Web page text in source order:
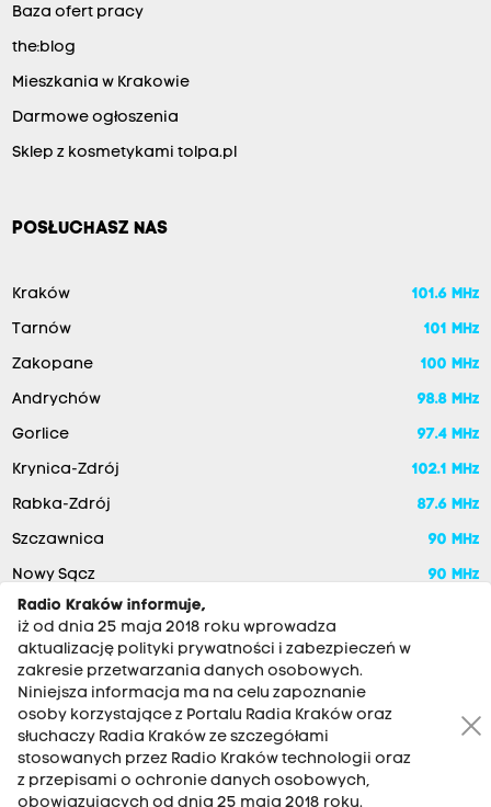
Baza ofert pracy
the:blog
Mieszkania w Krakowie
Darmowe ogłoszenia
Sklep z kosmetykami tolpa.pl
POSŁUCHASZ NAS
Kraków 101.6 MHz
Tarnów 101 MHz
Zakopane 100 MHz
Andrychów 98.8 MHz
Gorlice 97.4 MHz
Krynica-Zdrój 102.1 MHz
Rabka-Zdrój 87.6 MHz
Szczawnica 90 MHz
Nowy Sącz 90 MHz
RADIO KRAKÓW SA. Aleja Juliusza Słowackiego 22, 30-007
Kraków
Radio Kraków informuje,
iż od dnia 25 maja 2018 roku wprowadza
aktualizację polityki prywatności i zabezpieczeń w
zakresie przetwarzania danych osobowych.
Niniejsza informacja ma na celu zapoznanie
osoby korzystające z Portalu Radia Kraków oraz
słuchaczy Radia Kraków ze szczegółami
stosowanych przez Radio Kraków technologii oraz
z przepisami o ochronie danych osobowych,
obowiązujących od dnia 25 maja 2018 roku.